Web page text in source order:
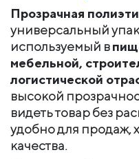
Прозрачная
универсальный
используемый в
мебельной,
логистической
высокой
видеть товар без
удобно для продаж,
качества.